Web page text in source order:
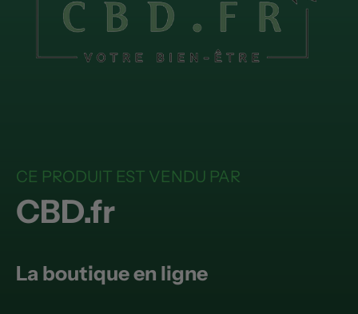
CE PRODUIT EST VENDU PAR
CBD.fr
La boutique en ligne